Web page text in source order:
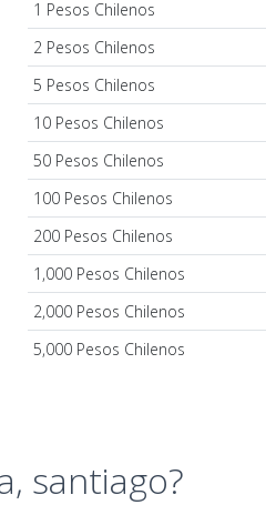
1 Pesos Chilenos
2 Pesos Chilenos
5 Pesos Chilenos
10 Pesos Chilenos
50 Pesos Chilenos
100 Pesos Chilenos
200 Pesos Chilenos
1,000 Pesos Chilenos
2,000 Pesos Chilenos
5,000 Pesos Chilenos
santiago?